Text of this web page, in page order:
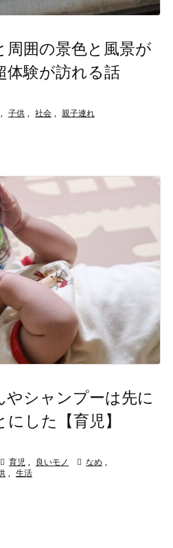
囲の景色と風景が
体験が訪れる話
子供 社会 親子連れ
シャンプーは先に
した【育児】
 育児 , 良いモノ  なめ ,
, 生活